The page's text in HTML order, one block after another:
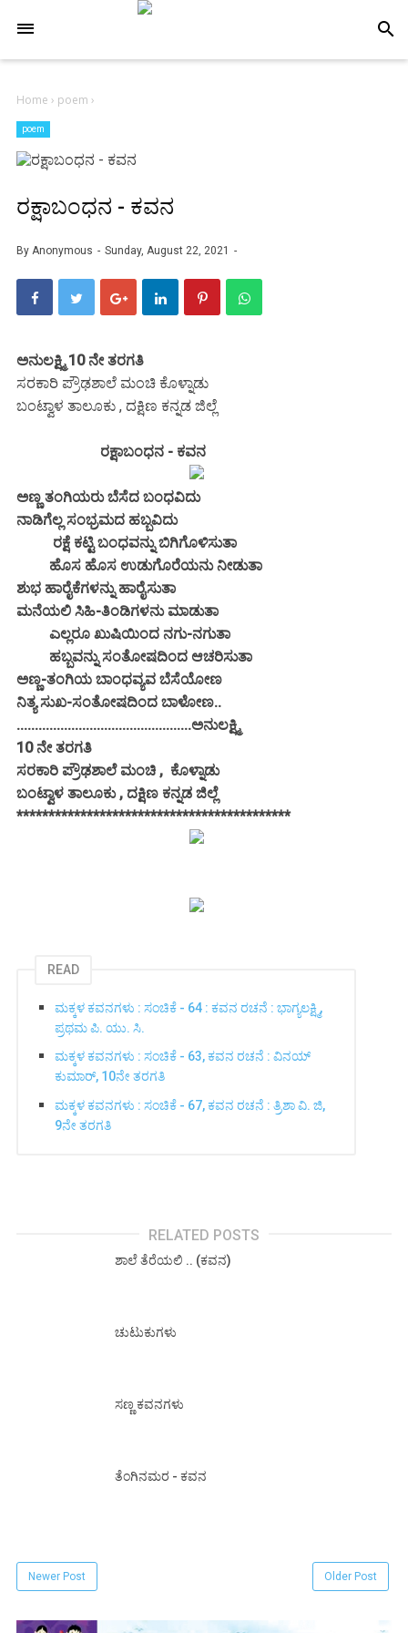
search
Home › poem ›
poem
ರಕ್ಷಾಬಂಧನ - ಕವನ
By Anonymous Sunday, August 22, 2021
ಅನುಲಕ್ಷ್ಮಿ 10 ನೇ ತರಗತಿ
ಸರಕಾರಿ ಪ್ರೌಢಶಾಲೆ ಮಂಚಿ ಕೊಳ್ನಾಡು
ಬಂಟ್ವಾಳ ತಾಲೂಕು , ದಕ್ಷಿಣ ಕನ್ನಡ ಜಿಲ್ಲೆ
ರಕ್ಷಾಬಂಧನ - ಕವನ
ಅಣ್ಣ ತಂಗಿಯರು ಬೆಸೆದ ಬಂಧವಿದು
ನಾಡಿಗೆಲ್ಲ ಸಂಭ್ರಮದ ಹಬ್ಬವಿದು
ರಕ್ಷೆ ಕಟ್ಟಿ ಬಂಧವನ್ನು ಬಿಗಿಗೊಳಿಸುತಾ
ಹೊಸ ಹೊಸ ಉಡುಗೊರೆಯನು ನೀಡುತಾ
ಶುಭ ಹಾರೈಕೆಗಳನ್ನು ಹಾರೈಸುತಾ
ಮನೆಯಲಿ ಸಿಹಿ-ತಿಂಡಿಗಳನು ಮಾಡುತಾ
ಎಲ್ಲರೂ ಖುಷಿಯಿಂದ ನಗು-ನಗುತಾ
ಹಬ್ಬವನ್ನು ಸಂತೋಷದಿಂದ ಆಚರಿಸುತಾ
ಅಣ್ಣ-ತಂಗಿಯ ಬಾಂಧವ್ಯವ ಬೆಸೆಯೋಣ
ನಿತ್ಯ ಸುಖ-ಸಂತೋಷದಿಂದ ಬಾಳೋಣ..
................................................ಅನುಲಕ್ಷ್ಮಿ
10 ನೇ ತರಗತಿ
ಸರಕಾರಿ ಪ್ರೌಢಶಾಲೆ ಮಂಚಿ , ಕೊಳ್ನಾಡು
ಬಂಟ್ವಾಳ ತಾಲೂಕು , ದಕ್ಷಿಣ ಕನ್ನಡ ಜಿಲ್ಲೆ
*******************************************
READ
ಮಕ್ಕಳ ಕವನಗಳು : ಸಂಚಿಕೆ - 64 : ಕವನ ರಚನೆ : ಭಾಗ್ಯಲಕ್ಷ್ಮಿ,
ಪ್ರಥಮ ಪಿ. ಯು. ಸಿ.
ಮಕ್ಕಳ ಕವನಗಳು : ಸಂಚಿಕೆ - 63, ಕವನ ರಚನೆ : ವಿನಯ್
ಕುಮಾರ್, 10ನೇ ತರಗತಿ
ಮಕ್ಕಳ ಕವನಗಳು : ಸಂಚಿಕೆ - 67, ಕವನ ರಚನೆ : ತ್ರಿಶಾ ವಿ. ಜಿ,
9ನೇ ತರಗತಿ
RELATED POSTS
ಶಾಲೆ ತೆರೆಯಲಿ .. (ಕವನ)
ಚುಟುಕುಗಳು
ಸಣ್ಣ ಕವನಗಳು
ತೆಂಗಿನಮರ - ಕವನ
Newer Post Older Post